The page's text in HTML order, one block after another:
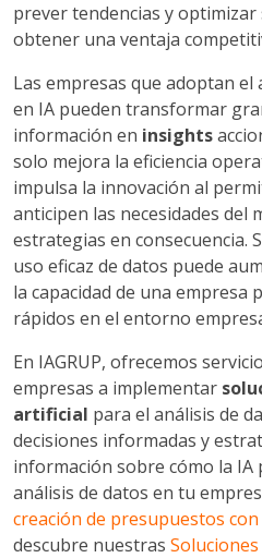
prever tendencias y
obtener una ventaja
Las empresas que adoptan el
en IA pueden transformar
información en insights
solo mejora la eficiencia
impulsa la innovación al
anticipen las necesidades del
estrategias en consecuencia.
uso eficaz de datos puede
la capacidad de una empresa
rápidos en el entorno
En IAGRUP, ofrecemos
empresas a implementar
artificial para el análisis de
decisiones informadas y
información sobre cómo la
análisis de datos en tu
creación de presupuestos
descubre nuestras